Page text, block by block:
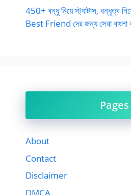
450+ বন্ধু নিয়ে স্ট্যাটাস, বন্ধুত্ব
Best Friend দের জন্য সেরা বাংলা
Pages
About
Contact
Disclaimer
DMCA